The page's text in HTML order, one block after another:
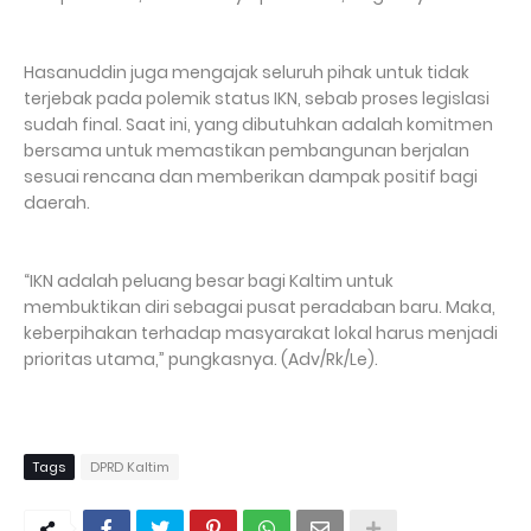
Hasanuddin juga mengajak seluruh pihak untuk tidak
terjebak pada polemik status IKN, sebab proses legislasi
sudah final. Saat ini, yang dibutuhkan adalah komitmen
bersama untuk memastikan pembangunan berjalan
sesuai rencana dan memberikan dampak positif bagi
daerah.
“IKN adalah peluang besar bagi Kaltim untuk
membuktikan diri sebagai pusat peradaban baru. Maka,
keberpihakan terhadap masyarakat lokal harus menjadi
prioritas utama,” pungkasnya. (Adv/Rk/Le).
Tags DPRD Kaltim